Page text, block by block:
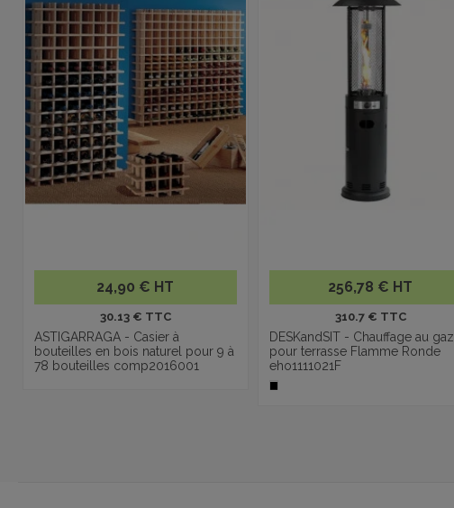
24,90 € HT
30.13 € TTC
ASTIGARRAGA - Casier à
bouteilles en bois naturel pour 9 à
78 bouteilles comp2016001
256,78 € HT
310.7 € TTC
DESKandSIT - Chauffage au gaz
pour terrasse Flamme Ronde
eho1111021F